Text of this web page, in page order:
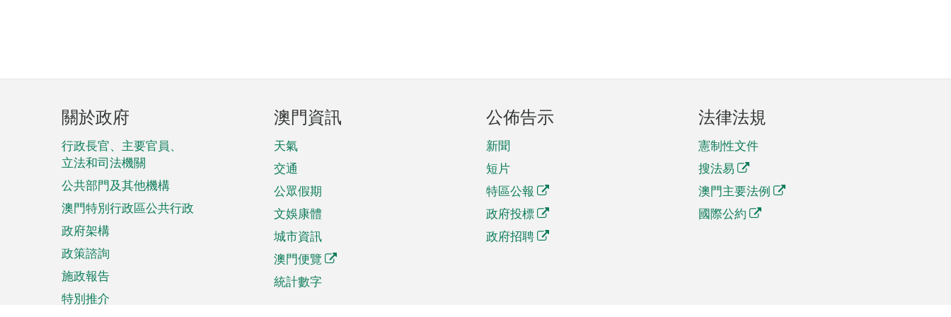
頁
腳
菜
單
關於政府
行政長官、主要官員、
立法和司法機關
公共部門及其他機構
澳門特別行政區公共行政
政府架構
政策諮詢
施政報告
特別推介
澳門資訊
天氣
交通
公眾假期
文娛康體
城市資訊
澳門便覽
統計數字
公佈告示
新聞
短片
特區公報
政府投標
政府招聘
法律法規
憲制性文件
搜法易
澳門主要法例
國際公約